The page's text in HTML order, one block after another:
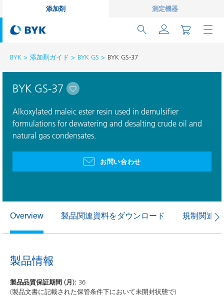
添加剤 測定機器
BYK 添加剤ガイド BYK GS BYK GS-37
BYK GS-37
Alkoxylated maleic ester resin used in demulsifier
formulations for dewatering and desalting crude oil and
natural gas condensates.
お問い合わせ
Overview 製品関連資料をダウンロード 規制関連
製品情報
製品品質保証期間 (月): 36
(製品文書に記載された保管条件下において未開封状態で)